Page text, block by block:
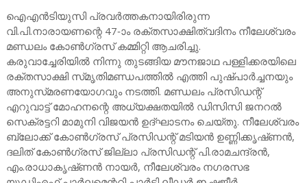
ഐഎന്‍ടിയുസി പ്രവര്‍ത്തകനായിരിരുന്ന
വി.പി.നാരായണന്റെ 47-ാം രക്തസാക്ഷിത്വദിനം നീലേശ്വരം
മണ്ഡലം കോണ്‍ഗ്രസ്‌ കമ്മിറ്റി ആചരിച്ചു.
കരുവാച്ചേരിയില്‍ നിന്നു തുടങ്ങിയ മൗനജാഥ പള്ളിക്കരയിലെ
രക്തസാക്ഷി സ്‌മൃതിമണ്ഡപത്തില്‍ എത്തി പുഷ്‌പാര്‍ച്ചനയും
അനുസ്‌മരണയോഗവും നടത്തി. മണ്ഡലം പ്രസിഡന്റ്‌
എറുവാട്ട്‌ മോഹനന്റെ അധ്യക്ഷതയില്‍ ഡിസിസി ജനറല്‍
സെക്രട്ടറി മാമുനി വിജയന്‍ ഉദ്‌ഘാടനം ചെയ്‌തു. നീലേശ്വരം
ബ്ലോക്ക്‌ കോണ്‍ഗ്രസ്‌ പ്രസിഡന്റ്‌ മടിയന്‍ ഉണ്ണിക്കൃഷ്‌ണന്‍,
ദലിത്‌ കോണ്‍ഗ്രസ്‌ ജില്ലാ പ്രസിഡന്റ്‌ പി.രാമചന്ദ്രന്‍,
എം.രാധാകൃഷ്‌ണന്‍ നായര്‍, നീലേശ്വരം നഗരസഭ